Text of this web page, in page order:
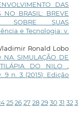
DAS
NO BRASIL: BREVE
SOBRE SUAS
e Tecnologia: v.
Ronald Lobo
NA SIMULAÇÃO DE
TILÁPIA DO NILO,
9 n. 3 (2015): Edição
25 26 27 28 29 30 31 32